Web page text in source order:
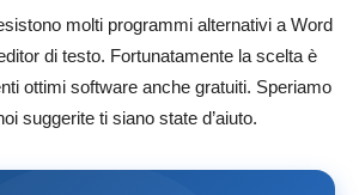
molti programmi alternativi a Word
di testo. Fortunatamente la scelta è
ottimi software anche gratuiti. Speriamo
suggerite ti siano state d’aiuto.